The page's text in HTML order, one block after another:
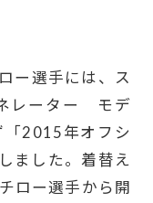
ー選手には、ス
レーター モデ
2015年オフシ
ました。着替え
ロー選手から開